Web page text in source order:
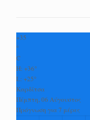
+35
°
C
H: +36°
L: +25°
Καρδίτσα
Πέμπτη, 06 Αύγουστος
Πρόγνωση για 7 μέρες